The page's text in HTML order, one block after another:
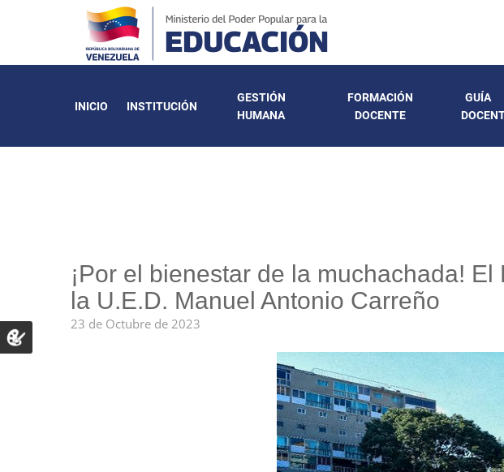
INICIO INSTITUCIÓN
GESTIÓN
HUMANA
FORMACIÓN
DOCENTE
GUÍA
¡Por el bienestar de la muchachada!
la U.E.D. Manuel Antonio Carreño
23 de Octubre de 2023